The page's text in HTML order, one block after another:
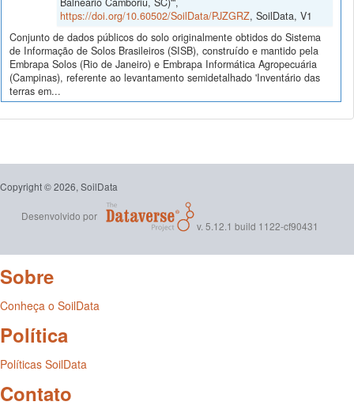
https://doi.org/10.60502/SoilData/PJZGRZ, SoilData, V1
Conjunto de dados públicos do solo originalmente obtidos do Sistema
de Informação de Solos Brasileiros (SISB), construído e mantido pela
Embrapa Solos (Rio de Janeiro) e Embrapa Informática Agropecuária
(Campinas), referente ao levantamento semidetalhado 'Inventário das
terras em...
Copyright © 2026, SoilData
Desenvolvido por
v. 5.12.1 build 1122-cf90431
Sobre
Conheça o SoilData
Política
Políticas SoilData
Contato